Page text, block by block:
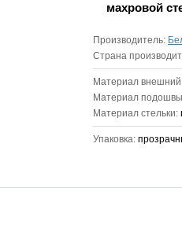
махровой
Производитель:
Страна
Материал
Материал
Материал стельки:
Упаковка: